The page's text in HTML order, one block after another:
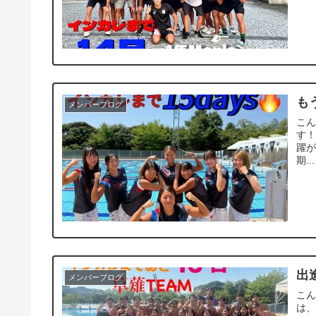
メンバーブログ も
こ
す
躍
期...
メンバーブログ 出
こ
は